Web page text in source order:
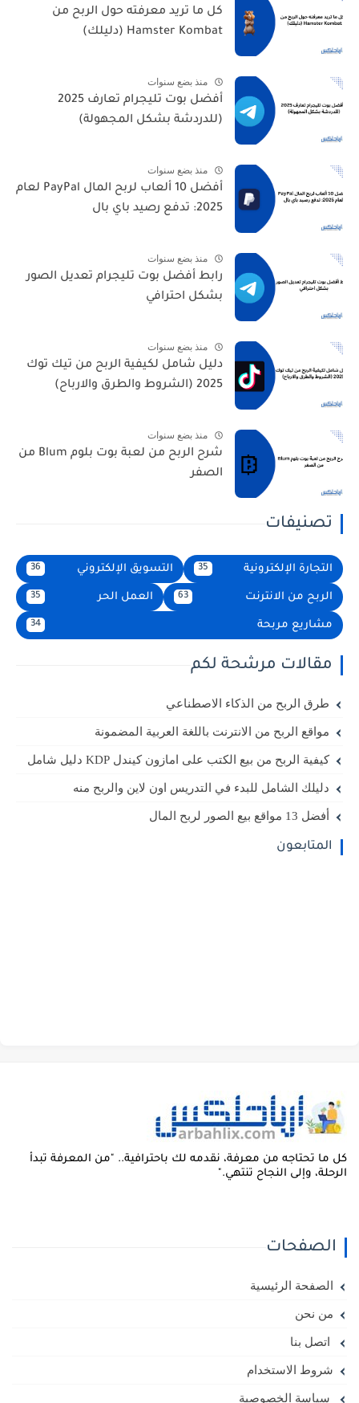
كل ما تريد معرفته حول الربح من
Hamster Kombat (دليلك)
منذ بضع سنوات
أفضل بوت تليجرام تعارف 2025
(للدردشة بشكل المجهولة)
منذ بضع سنوات
أفضل 10 ألعاب لربح المال PayPal لعام
2025: تدفع رصيد باي بال
منذ بضع سنوات
رابط أفضل بوت تليجرام تعديل الصور
بشكل احترافي
منذ بضع سنوات
دليل شامل لكيفية الربح من تيك توك
2025 (الشروط والطرق والارباح)
منذ بضع سنوات
شرح الربح من لعبة بوت بلوم Blum من
الصفر
تصنيفات
التجارة الإلكترونية التسويق الإلكتروني
الربح من الانترنت العمل الحر
مشاريع مربحة
مقالات مرشحة لكم
طرق الربح من الذكاء الاصطناعي
مواقع الربح من الانترنت باللغة العربية المضمونة
كيفية الربح من بيع الكتب على امازون كيندل KDP دليل شامل
دليلك الشامل للبدء في التدريس اون لاين والربح منه
أفضل 13 مواقع بيع الصور لربح المال
المتابعون
ما تحتاجه من معرفة، نقدمه لك باحترافية.. "من المعرفة تبدأ
وإلى النجاح تنتهي."
الصفحات
الصفحة الرئيسية
من نحن
اتصل بنا
شروط الاستخدام
سياسة الخصوصية